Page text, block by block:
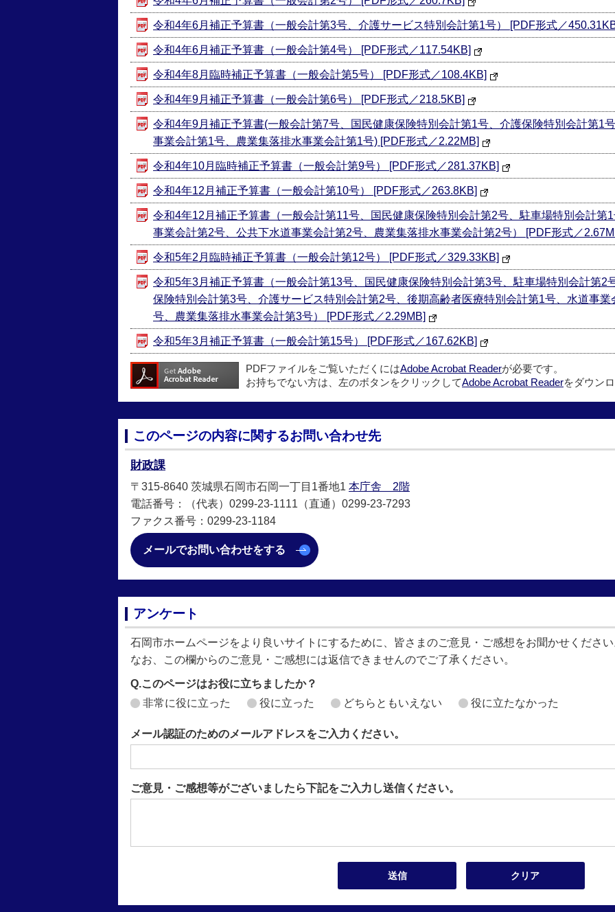
令和4年6月補正予算書（一般会計第3号、介護サービス特別会計第1号） [PDF形式／
令和4年6月補正予算書（一般会計第4号） [PDF形式／117.54KB]
令和4年8月臨時補正予算書（一般会計第5号） [PDF形式／108.4KB]
令和4年9月補正予算書（一般会計第6号） [PDF形式／218.5KB]
令和4年9月補正予算書(一般会計第7号、国民健康保険特別会計第1号、介護保険特別会計第1
事業会計第1号、農業集落排水事業会計第1号) [PDF形式／2.22MB]
令和4年10月臨時補正予算書（一般会計第9号） [PDF形式／281.37KB]
令和4年12月補正予算書（一般会計第10号） [PDF形式／263.8KB]
令和4年12月補正予算書（一般会計第11号、国民健康保険特別会計第2号、駐車場特別会計第
事業会計第2号、公共下水道事業会計第2号、農業集落排水事業会計第2号） [PDF形式／
令和5年2月臨時補正予算書（一般会計第12号） [PDF形式／329.33KB]
令和5年3月補正予算書（一般会計第13号、国民健康保険特別会計第3号、駐車場特別会計第2
保険特別会計第3号、介護サービス特別会計第2号、後期高齢者医療特別会計第1号、水道事
号、農業集落排水事業会計第3号） [PDF形式／2.29MB]
令和5年3月補正予算書（一般会計第15号） [PDF形式／167.62KB]
PDFファイルをご覧いただくにはAdobe Acrobat Readerが必要です。
お持ちでない方は、左のボタンをクリックしてAdobe Acrobat Readerをダウン
このページの内容に関するお問い合わせ先
財政課
〒315-8640 茨城県石岡市石岡一丁目1番地1 本庁舎 2階
電話番号：（代表）0299-23-1111（直通）0299-23-7293
ファクス番号：0299-23-1184
メールでお問い合わせをする
アンケート
石岡市ホームページをより良いサイトにするために、皆さまのご意見・ご感想をお聞かせくださ
なお、この欄からのご意見・ご感想には返信できませんのでご了承ください。
Q.このページはお役に立ちましたか？
非常に役に立った
役に立った どちらともいえない 役に立たなかった
メール認証のためのメールアドレスをご入力ください。
ご意見・ご感想等がございましたら下記をご入力し送信ください。